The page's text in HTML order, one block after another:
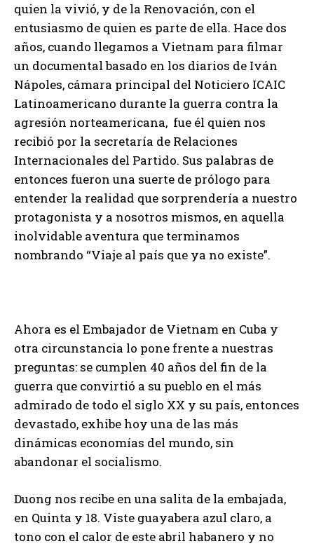
quien la vivió, y de la Renovación, con el
entusiasmo de quien es parte de ella. Hace dos
años, cuando llegamos a Vietnam para filmar
un documental basado en los diarios de Iván
Nápoles, cámara principal del Noticiero ICAIC
Latinoamericano durante la guerra contra la
agresión norteamericana, fue él quien nos
recibió por la secretaría de Relaciones
Internacionales del Partido. Sus palabras de
entonces fueron una suerte de prólogo para
entender la realidad que sorprendería a nuestro
protagonista y a nosotros mismos, en aquella
inolvidable aventura que terminamos
nombrando “Viaje al país que ya no existe”.
Ahora es el Embajador de Vietnam en Cuba y
otra circunstancia lo pone frente a nuestras
preguntas: se cumplen 40 años del fin de la
guerra que convirtió a su pueblo en el más
admirado de todo el siglo XX y su país, entonces
devastado, exhibe hoy una de las más
dinámicas economías del mundo, sin
abandonar el socialismo.
Duong nos recibe en una salita de la embajada,
en Quinta y 18. Viste guayabera azul claro, a
tono con el calor de este abril habanero y no